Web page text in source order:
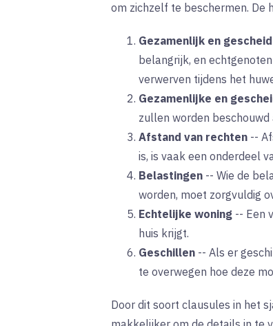
om zichzelf te beschermen. De
Gezamenlijk en
belangrijk, en
verwerven tijdens het
Gezamenlijke en
zullen worden
Afstand van rechten--
is, is vaak een onderdeel
Belastingen-- Wie de
worden, moet zorgvuldig
Echtelijke woning-- Een
huis krijgt.
Geschillen-- Als er
te overwegen hoe deze
Door dit soort clausules in het